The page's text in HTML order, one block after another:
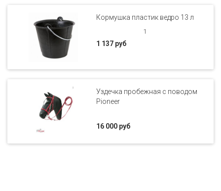
Кормушка пластик ведро 13 л
1
1 137 руб
Уздечка пробежная с поводом
Pioneer
16 000 руб